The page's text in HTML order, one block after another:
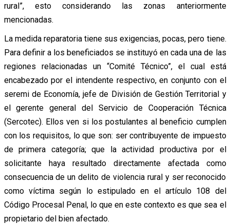
rural”, esto considerando las zonas anteriormente
mencionadas.
La medida reparatoria tiene sus exigencias, pocas, pero tiene.
Para definir a los beneficiados se instituyó en cada una de las
regiones relacionadas un “Comité Técnico”, el cual está
encabezado por el intendente respectivo, en conjunto con el
seremi de Economía, jefe de División de Gestión Territorial y
el gerente general del Servicio de Cooperación Técnica
(Sercotec). Ellos ven si los postulantes al beneficio cumplen
con los requisitos, lo que son: ser contribuyente de impuesto
de primera categoría; que la actividad productiva por el
solicitante haya resultado directamente afectada como
consecuencia de un delito de violencia rural y ser reconocido
como víctima según lo estipulado en el artículo 108 del
Código Procesal Penal, lo que en este contexto es que sea el
propietario del bien afectado.